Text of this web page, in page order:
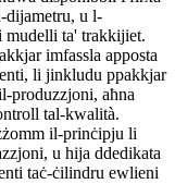
dijametru, u l-
mudelli ta' trakkijiet.
imfassla apposta
li jinkludu ppakkjar
produzzjoni, aħna
tal-kwalità.
il-prinċipju li
u hija ddedikata
taċ-ċilindru ewlieni